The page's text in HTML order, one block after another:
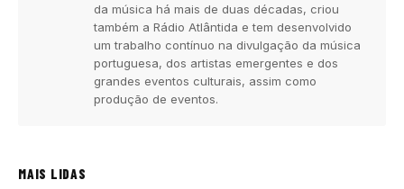
da música há mais de duas décadas, criou
também a Rádio Atlântida e tem desenvolvido
um trabalho contínuo na divulgação da música
portuguesa, dos artistas emergentes e dos
grandes eventos culturais, assim como
produção de eventos.
MAIS LIDAS